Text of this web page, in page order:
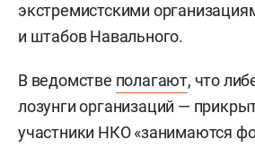
экстремистскими
и штабов Навального.
В ведомстве полагают, что
лозунги организаций —
участники НКО «занимаются